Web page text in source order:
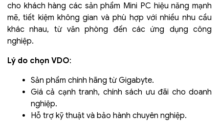
cho khách hàng các sản phẩm Mini PC hiệu năng mạnh
mẽ, tiết kiệm không gian và phù hợp với nhiều nhu cầu
khác nhau, từ văn phòng đến các ứng dụng công
nghiệp.
Lý do chọn VDO:
Sản phẩm chính hãng từ Gigabyte.
Giá cả cạnh tranh, chính sách ưu đãi cho doanh
nghiệp.
Hỗ trợ kỹ thuật và bảo hành chuyên nghiệp.